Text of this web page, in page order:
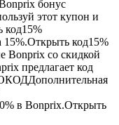
бонус
этот купон и
код15%
код15%
Bonprix со скидкой
предлагает код
Дополнительная
в Bonprix.Открыть